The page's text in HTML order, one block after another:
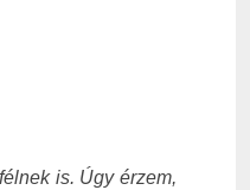
is. Úgy érzem,